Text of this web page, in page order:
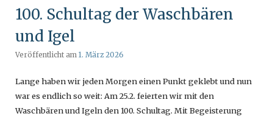
100. Schultag der Waschbären
und Igel
Veröffentlicht am 1. März 2026
Lange haben wir jeden Morgen einen Punkt geklebt und nun
war es endlich so weit: Am 25.2. feierten wir mit den
Waschbären und Igeln den 100. Schultag. Mit Begeisterung